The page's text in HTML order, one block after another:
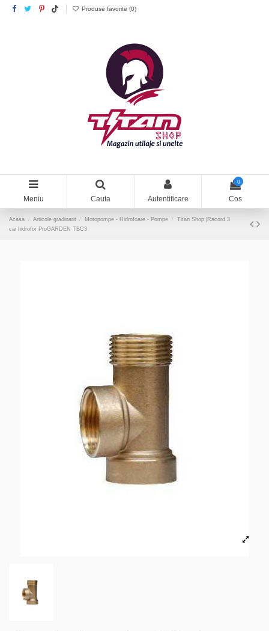
Produse favorite (0)
Meniu Cauta Autentificare
0
Cos
Acasa Articole gradinarit Motopompe - Hidrofoare - Pompe
Titan Shop |Racord 3
cai hidrofor ProGARDEN TBC3